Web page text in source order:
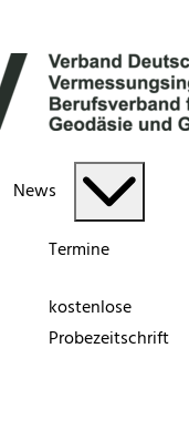
News
Termine
kostenlose
Probezeitschrift